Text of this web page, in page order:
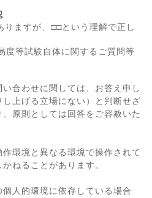
りますが、□□という理解で正し
度等試験自体に関するご質問等
い合わせに関しては、お答え申し
し上げる立場にない）と判断せざ
原則としては回答をご容赦いた
環境と異なる環境で操作されて
ねることがあります。
人的環境に依存している場合